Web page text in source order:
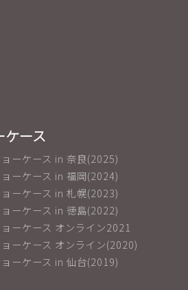
ケース
ーケース in 奈良(2025)
ーケース in 福岡(2024)
ーケース in 札幌(2023)
ーケース in 徳島(2022)
ーケース オンライン2021
ーケース オンライン(2020)
ーケース in 仙台(2019)